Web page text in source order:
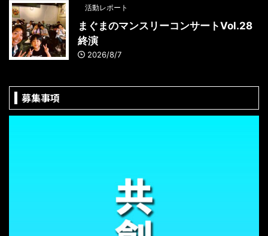
活動レポート
まぐまのマンスリーコンサートVol.28
終演
2026/8/7
募集事項